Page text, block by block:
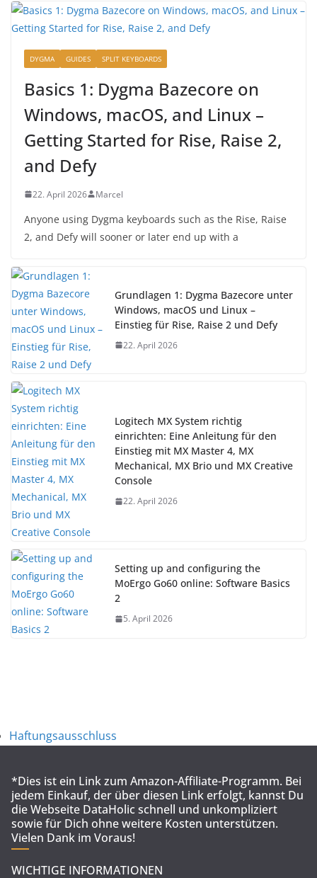
DYGMA GUIDES SPLIT KEYBOARDS
Basics 1: Dygma Bazecore on
Windows, macOS, and Linux –
Getting Started for Rise, Raise 2,
and Defy
22. April 2026 Marcel
Anyone using Dygma keyboards such as the Rise, Raise
2, and Defy will sooner or later end up with a
Grundlagen 1: Dygma Bazecore unter
Windows, macOS und Linux –
Einstieg für Rise, Raise 2 und Defy
22. April 2026
Logitech MX System richtig
einrichten: Eine Anleitung für den
Einstieg mit MX Master 4, MX
Mechanical, MX Brio und MX Creative
Console
22. April 2026
Setting up and configuring the
MoErgo Go60 online: Software Basics
2
5. April 2026
Haftungsausschluss
*Dies ist ein Link zum Amazon-Affiliate-Programm. Bei
jedem Einkauf, der über diesen Link erfolgt, kannst Du
die Webseite DataHolic schnell und unkompliziert
sowie für Dich ohne weitere Kosten unterstützen.
Vielen Dank im Voraus!
WICHTIGE INFORMATIONEN